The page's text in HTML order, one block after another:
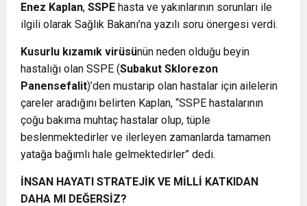
Enez Kaplan, SSPE hasta ve yakınlarının sorunları ile
ilgili olarak Sağlık Bakanı’na yazılı soru önergesi verdi.
Kusurlu kızamık virüsünün neden olduğu beyin
hastalığı olan SSPE (Subakut Sklorezon
Panensefalit)’den mustarip olan hastalar için ailelerin
çareler aradığını belirten Kaplan, “SSPE hastalarının
çoğu bakıma muhtaç hastalar olup, tüple
beslenmektedirler ve ilerleyen zamanlarda tamamen
yatağa bağımlı hale gelmektedirler” dedi.
İNSAN HAYATI STRATEJİK VE MİLLİ KATKIDAN
DAHA MI DEĞERSİZ?